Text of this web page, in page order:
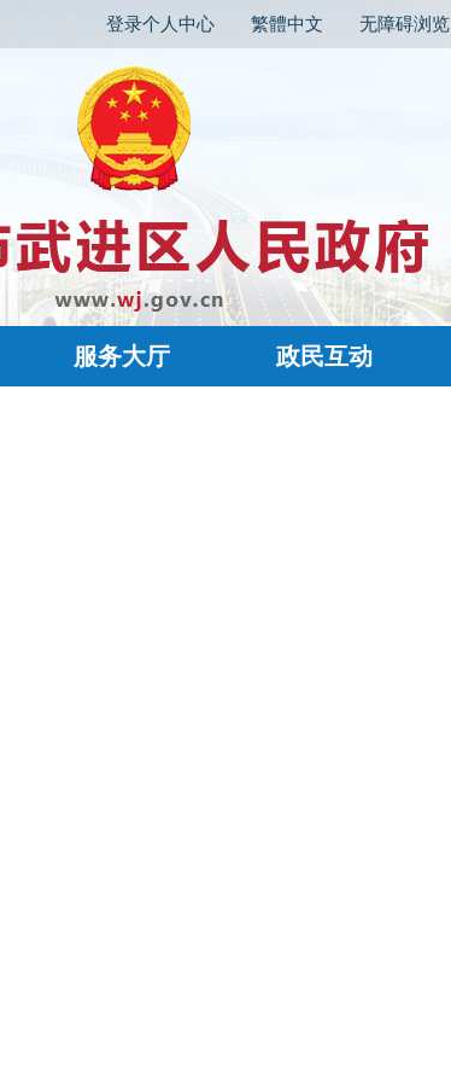
登录个人中心 繁體中文 无障碍浏览
服务大厅 政民互动